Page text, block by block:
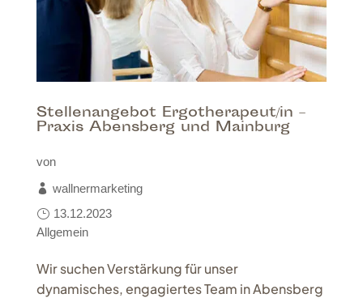
Stellenangebot Ergotherapeut/in –
Praxis Abensberg und Mainburg
von
wallnermarketing
13.12.2023
Allgemein
Wir suchen Verstärkung für unser
dynamisches, engagiertes Team in Abensberg